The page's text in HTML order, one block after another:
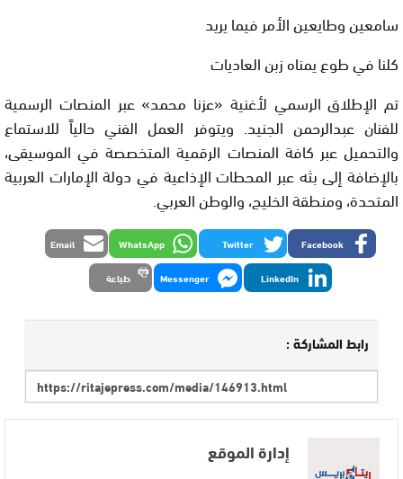
سامعين وطايعين الأمر فيما يريد
كلنا في طوع يمناه زبن العاديات
تم الإطلاق الرسمي لأغنية «عزنا محمد» عبر المنصات الرسمية
للفنان عبدالرحمن الجنيد. ويتوفر العمل الفني حالياً للاستماع
والتحميل عبر كافة المنصات الرقمية المتخصصة في الموسيقى،
بالإضافة إلى بثه عبر المحطات الإذاعية في دولة الإمارات العربية
المتحدة، ومنطقة الخليج، والوطن العربي.
Facebook
Twitter
WhatsApp
Email
LinkedIn
Messenger طباعة
رابط المشاركة :
إدارة الموقع